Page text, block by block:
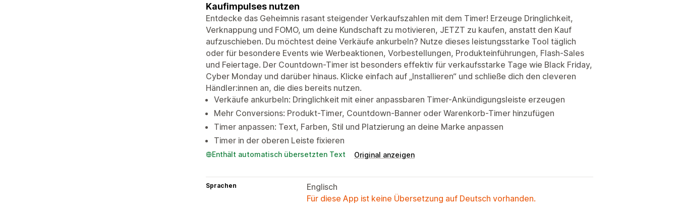
Kaufimpulses nutzen
Entdecke das Geheimnis rasant steigender Verkaufszahlen mit dem Timer! Erzeuge Dringlichkeit,
Verknappung und FOMO, um deine Kundschaft zu motivieren, JETZT zu kaufen, anstatt den Kauf
aufzuschieben. Du möchtest deine Verkäufe ankurbeln? Nutze dieses leistungsstarke Tool täglich
oder für besondere Events wie Werbeaktionen, Vorbestellungen, Produkteinführungen, Flash-Sales
und Feiertage. Der Countdown-Timer ist besonders effektiv für verkaufsstarke Tage wie Black Friday,
Cyber Monday und darüber hinaus. Klicke einfach auf „Installieren“ und schließe dich den cleveren
Händler:innen an, die dies bereits nutzen.
Verkäufe ankurbeln: Dringlichkeit mit einer anpassbaren Timer-Ankündigungsleiste erzeugen
Mehr Conversions: Produkt-Timer, Countdown-Banner oder Warenkorb-Timer hinzufügen
Timer anpassen: Text, Farben, Stil und Platzierung an deine Marke anpassen
Timer in der oberen Leiste fixieren
Enthält automatisch übersetzten Text Original anzeigen
Sprachen
Englisch
Für diese App ist keine Übersetzung auf Deutsch vorhanden.